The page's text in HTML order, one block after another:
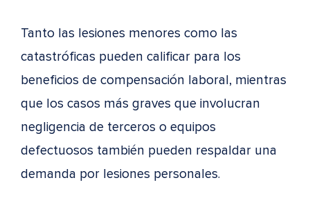
Tanto las lesiones menores como las
catastróficas pueden calificar para los
beneficios de compensación laboral, mientras
que los casos más graves que involucran
negligencia de terceros o equipos
defectuosos también pueden respaldar una
demanda por lesiones personales.